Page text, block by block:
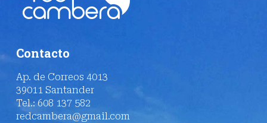
Contacto
Ap. de Correos 4013
39011 Santander
Tel.: 608 137 582
redcambera@gmail.com